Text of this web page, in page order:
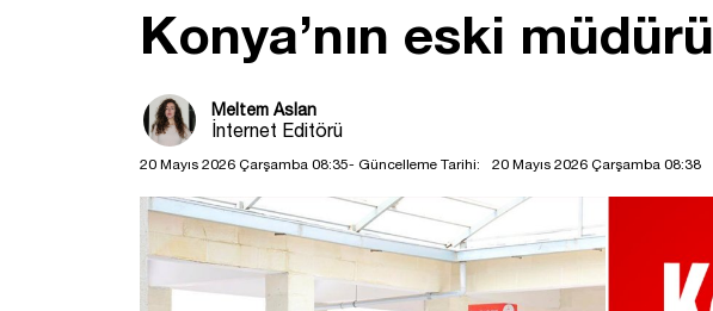
Konya’nın eski
Meltem Aslan
İnternet Editörü
20 Mayıs 2026 Çarşamba 08:35- Güncelleme Tarihi: 20 Mayıs 2026 Çarşamba 08:38